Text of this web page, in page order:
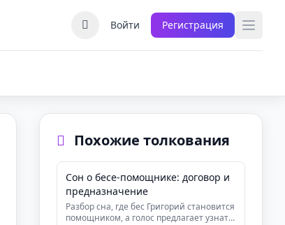
Войти Регистрация
Похожие толкования
Сон о бесе-помощнике: договор и
предназначение
Разбор сна, где бес Григорий становится
помощником, а голос предлагает узнать